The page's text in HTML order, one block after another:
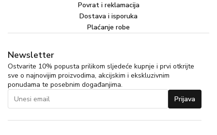
Povrat i reklamacija
Dostava i isporuka
Plaćanje robe
Newsletter
Ostvarite 10% popusta prilikom sljedeće kupnje i prvi otkrijte
sve o najnovijim proizvodima, akcijskim i ekskluzivnim
ponudama te posebnim događanjima.
Prijava